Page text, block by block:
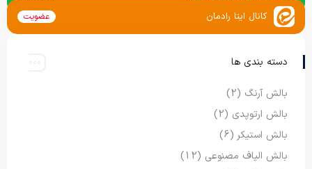
کانال ایتا رادمان عضویت
دسته بندی ها
بالش آرنگ (2)
بالش ارتوپدی (2)
بالش استیکر(6)
بالش الیاف مصنوعی (12)